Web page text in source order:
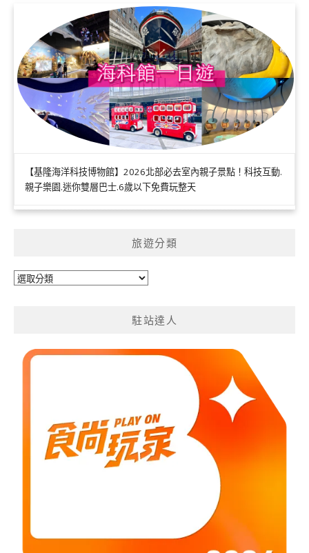
【基隆海洋科技博物館】2026北部必去室內親子景點！科技互動.
親子樂園.迷你雙層巴士.6歲以下免費玩整天
旅遊分類
旅
駐站達人